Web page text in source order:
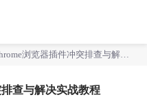
查与解决实战教程